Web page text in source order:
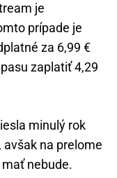
je
prípade je
za 6,99 €
zaplatiť 4,29
minulý rok
avšak na prelome
nebude.